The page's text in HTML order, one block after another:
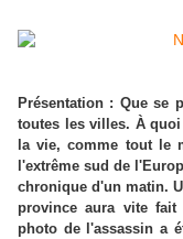
Présentation : Que se
toutes les villes. À
la vie, comme tout le
l'extrême sud de
chronique d'un matin.
province aura vite
photo de l'assassin a